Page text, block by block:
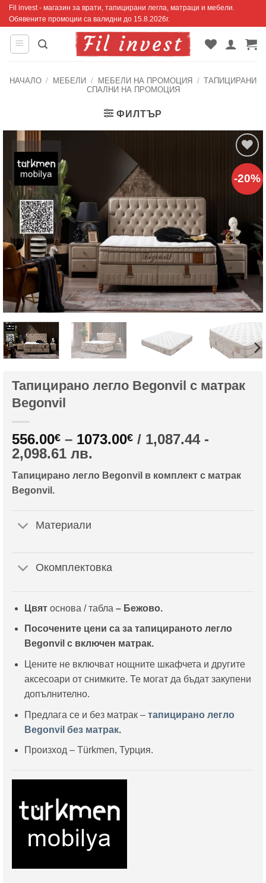
Skip
content
Fil invest - магазин за врати, тапицирани легла, матраци и мебели.
Обявените промоции са валидни до 15.8.2026г.
НАЧАЛО / МЕБЕЛИ / МЕБЕЛИ НА ПРОМОЦИЯ / ТАПИЦИРАНИ
СПАЛНИ НА ПРОМОЦИЯ
ФИЛТЪР
-20%
Добавяне
към
списъка с
Тапицирано легло Begonvil с матрак
Begonvil
556.00€ – 1073.00€Price
through
/ 1,087.44 -
2,098.61 лв.
Тапицирано легло Begonvil в комплект с матрак
Begonvil.
Материали
Окомплектовка
Цвят основа / табла – Бежово.
Посочените цени са за тапицираното легло
Begonvil с включен матрак.
Цените не включват нощните шкафчета и другите
аксесоари от снимките. Те могат да бъдат закупени
допълнително.
Предлага се и без матрак – тапицирано легло
Begonvil без матрак.
Произход – Türkmen, Турция.